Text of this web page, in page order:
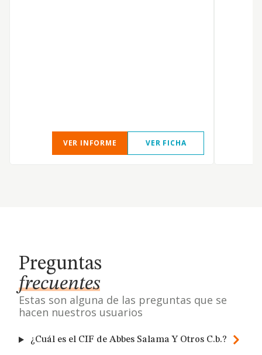
VER INFORME VER FICHA
Preguntas
frecuentes
Estas son alguna de las preguntas que se
hacen nuestros usuarios
¿Cuál es el CIF de Abbes Salama Y Otros C.b.?